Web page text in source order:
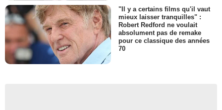
"Il y a certains films qu'il vaut
mieux laisser tranquilles" :
Robert Redford ne voulait
absolument pas de remake
pour ce classique des années
70